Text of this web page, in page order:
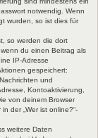
notwendig. Wenn
wurden, so ist dies für
so werden die dort
du einen Beitrag als
IP-Adresse
gespeichert:
und
Kontoaktivierung,
von deinem Browser
der „Wer ist online?“-
weitere Daten